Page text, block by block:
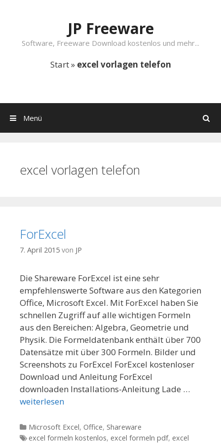
JP Freeware
Software, Freeware Download kostenlos und mehr...
Start» excel vorlagen telefon
Suchen
Menü
excel vorlagen telefon
ForExcel
7. April 2015 von JP
Die Shareware ForExcel ist eine sehr
empfehlenswerte Software aus den Kategorien
Office, Microsoft Excel. Mit ForExcel haben Sie
schnellen Zugriff auf alle wichtigen Formeln
aus den Bereichen: Algebra, Geometrie und
Physik. Die Formeldatenbank enthält über 700
Datensätze mit über 300 Formeln. Bilder und
Screenshots zu ForExcel ForExcel kostenloser
Download und Anleitung ForExcel
downloaden Installations-Anleitung Lade …
weiterlesen
Kategorien
Microsoft Excel, Office, Shareware
Tags
excel formeln kostenlos, excel formeln pdf, excel